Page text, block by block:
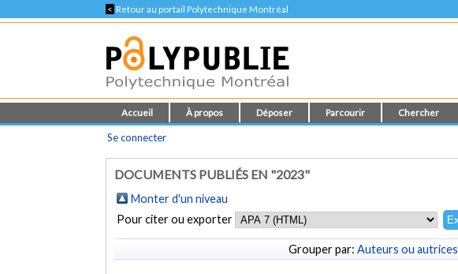
< Retour au portail Polytechnique Montréal
Accueil À propos Déposer Parcourir Chercher
Se connecter
DOCUMENTS PUBLIÉS EN "2023"
Monter d'un niveau
Pour citer ou exporter
Grouper par: Auteurs ou autrices